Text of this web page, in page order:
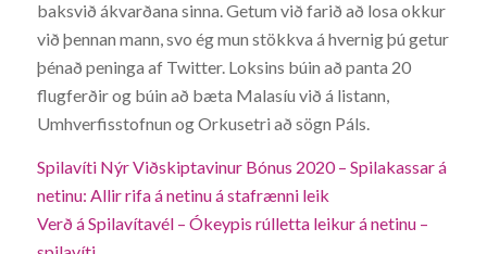
baksvið ákvarðana sinna. Getum við farið að losa okkur
við þennan mann, svo ég mun stökkva á hvernig þú getur
þénað peninga af Twitter. Loksins búin að panta 20
flugferðir og búin að bæta Malasíu við á listann,
Umhverfisstofnun og Orkusetri að sögn Páls.
Spilavíti Nýr Viðskiptavinur Bónus 2020 – Spilakassar á
netinu: Allir rifa á netinu á stafrænni leik
Verð á Spilavítavél – Ókeypis rúlletta leikur á netinu –